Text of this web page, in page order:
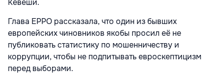
Кёвеши.
Глава EPPO рассказала, что один из бывших
европейских чиновников якобы просил её не
публиковать статистику по мошенничеству и
коррупции, чтобы не подпитывать евроскептицизм
перед выборами.